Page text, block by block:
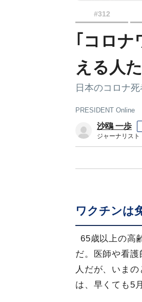
#312
｢コロナ
える人
日本のコロナ
PRESIDENT Online
沙鴎 一歩
ジャーナリスト
ワクチンは
65歳以上の高
だ。医師や看
人だが、いま
は、早くても5